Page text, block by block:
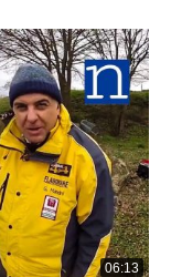
06:13